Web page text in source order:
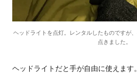
ヘッドライトを点灯。レンタルしたものですが
点きました。
ヘッドライトだと手が自由に使えま